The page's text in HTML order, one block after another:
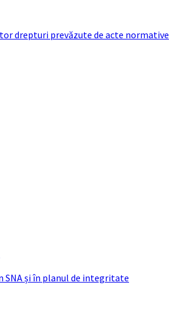
drepturi prevăzute de acte normative
și în planul de integritate